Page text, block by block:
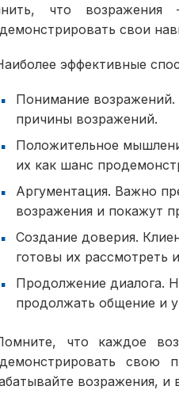
что
свои
эффективные
Понимание возражений.
причины возражений.
Положительное
их как шанс
Аргументация. Важно
возражения и покажут
Создание доверия.
готовы их рассмотреть
Продолжение диалога.
продолжать общение и
что каждое
свою
возражения, и